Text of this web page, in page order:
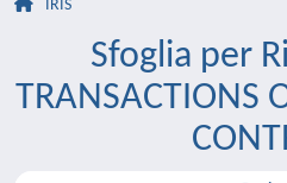
IRIS
Sfoglia per
TRANSACTIONS